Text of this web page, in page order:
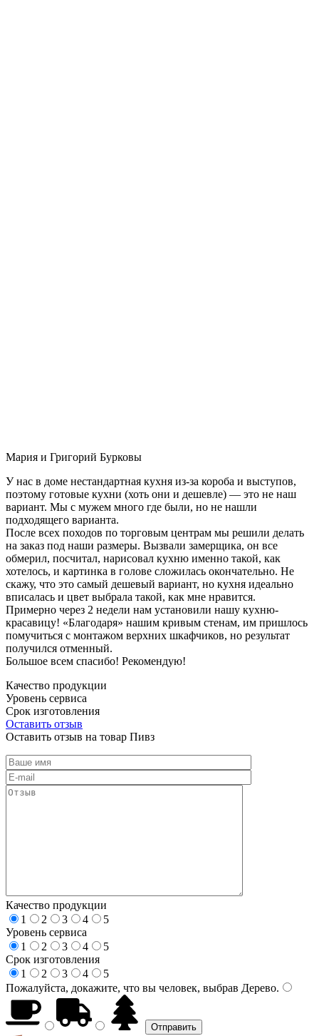
Мария и Григорий Бурковы
У нас в доме нестандартная кухня из-за короба и выступов,
поэтому готовые кухни (хоть они и дешевле) — это не наш
вариант. Мы с мужем много где были, но не нашли
подходящего варианта.
После всех походов по торговым центрам мы решили делать
на заказ под наши размеры. Вызвали замерщика, он все
обмерил, посчитал, нарисовал кухню именно такой, как
хотелось, и картинка в голове сложилась окончательно. Не
скажу, что это самый дешевый вариант, но кухня идеально
вписалась и цвет выбрала такой, как мне нравится.
Примерно через 2 недели нам установили нашу кухню-
красавицу! «Благодаря» нашим кривым стенам, им пришлось
помучиться с монтажом верхних шкафчиков, но результат
получился отменный.
Большое всем спасибо! Рекомендую!
Качество продукции
Уровень сервиса
Срок изготовления
Оставить отзыв
Оставить отзыв на товар Пивз
Качество продукции
1
2 3 4
5
Уровень сервиса
1
2 3 4
5
Срок изготовления
1
2 3 4
5
Пожалуйста, докажите, что вы человек, выбрав Дерево.